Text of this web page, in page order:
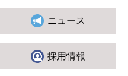
ニュース
採用情報